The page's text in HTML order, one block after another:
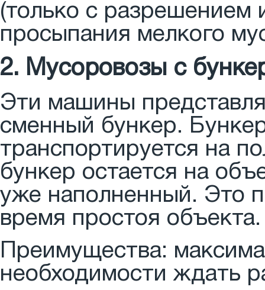
(только с разрешением
просыпания мелкого
2. Мусоровозы с
Эти машины
сменный бункер.
транспортируется на
бункер остается на
уже наполненный. Это
время простоя объекта.
Преимущества:
необходимости ждать